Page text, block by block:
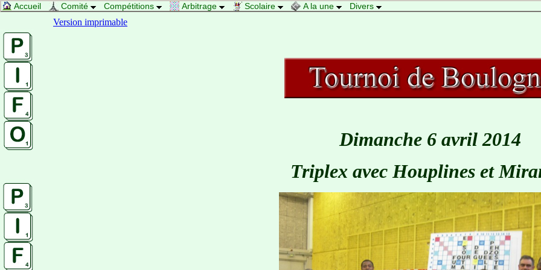
Accueil Comité Compétitions Arbitrage Scolaire A la une Divers
Version imprimable
Dimanche 6 avril 2014
Triplex avec Houplines et